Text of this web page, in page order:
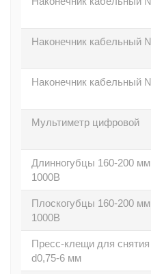
Наконечник кабельный
Наконечник кабельный
Мультиметр цифровой
Длинногубцы 160-200
1000В
Плоскогубцы 160-200
1000В
Пресс-клещи для
d0,75-6 мм